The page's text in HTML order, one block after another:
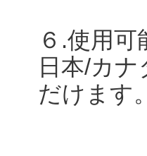
６.使用可
日本/カ
だけます